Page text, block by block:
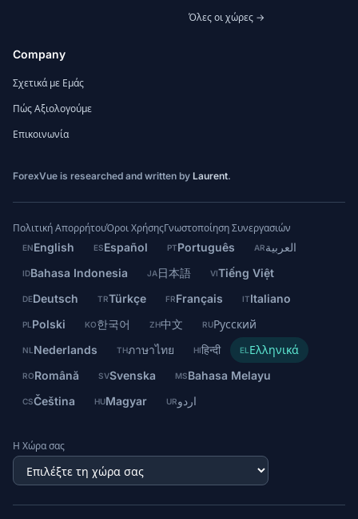
Όλες οι χώρες →
Company
Σχετικά με Εμάς
Πώς Αξιολογούμε
Επικοινωνία
ForexVue is researched and written by Laurent.
Πολιτική ΑπορρήτουΌροι ΧρήσηςΓνωστοποίηση Συνεργασιών
ENEnglish ESEspañol PTPortuguês ARالعربية
IDBahasa Indonesia JA日本語 VITiếng Việt
DEDeutsch TRTürkçe FRFrançais ITItaliano
PL Polski KO한국어 ZH中文 RUРусский
NL Nederlands THภาษาไทย HIहिन्दी EL Ελληνικά
RORomână SVSvenska MSBahasa Melayu
CSČeština HUMagyar URاردو
Η Χώρα σας